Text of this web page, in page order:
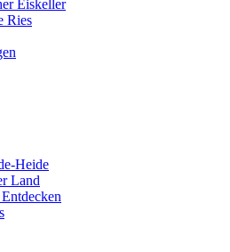
Eiskeller
Ries
Heide
Land